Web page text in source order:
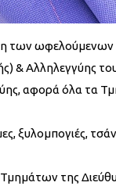
των
& Αλληλεγγύης
αφορά όλα τα
ξυλομπογιές,
της